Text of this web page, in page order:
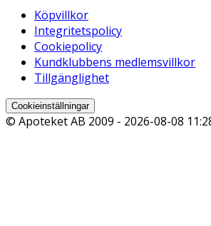
Köpvillkor
Integritetspolicy
Cookiepolicy
Kundklubbens medlemsvillkor
Tillgänglighet
Cookieinställningar
© Apoteket AB 2009 - 2026-08-08